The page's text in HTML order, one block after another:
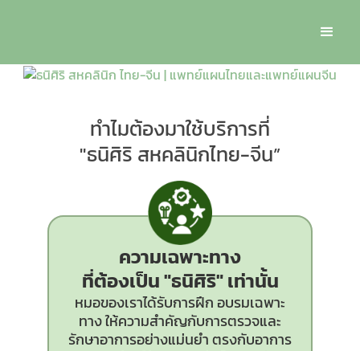
ทำไมต้องมาใช้บริการที่
"ธนิศิริ สหคลินิกไทย-จีน”
ความเฉพาะทาง
ที่ต้องเป็น"ธนิศิริ"เท่านั้น
หมอของเราได้รับการฝึก อบรมเฉพาะ
ทาง ให้ความสำคัญกับการตรวจและ
รักษาอาการอย่างแม่นยำ ตรงกับอาการ